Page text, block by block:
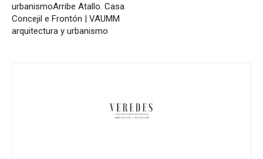
urbanismoArribe Atallo. Casa
Concejil e Frontón | VAUMM
arquitectura y urbanismo